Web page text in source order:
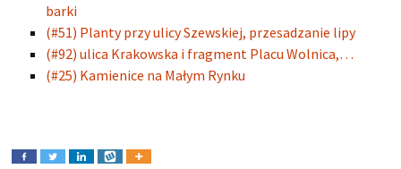
barki
(#51) Planty przy ulicy Szewskiej, przesadzanie lipy
(#92) ulica Krakowska i fragment Placu Wolnica,…
(#25) Kamienice na Małym Rynku